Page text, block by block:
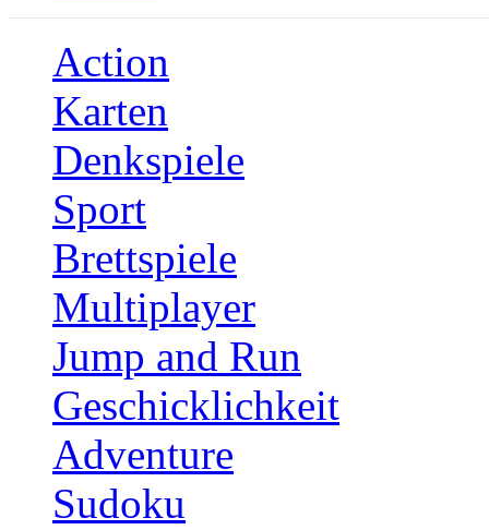
Action
Karten
Denkspiele
Sport
Brettspiele
Multiplayer
Jump and Run
Geschicklichkeit
Adventure
Sudoku